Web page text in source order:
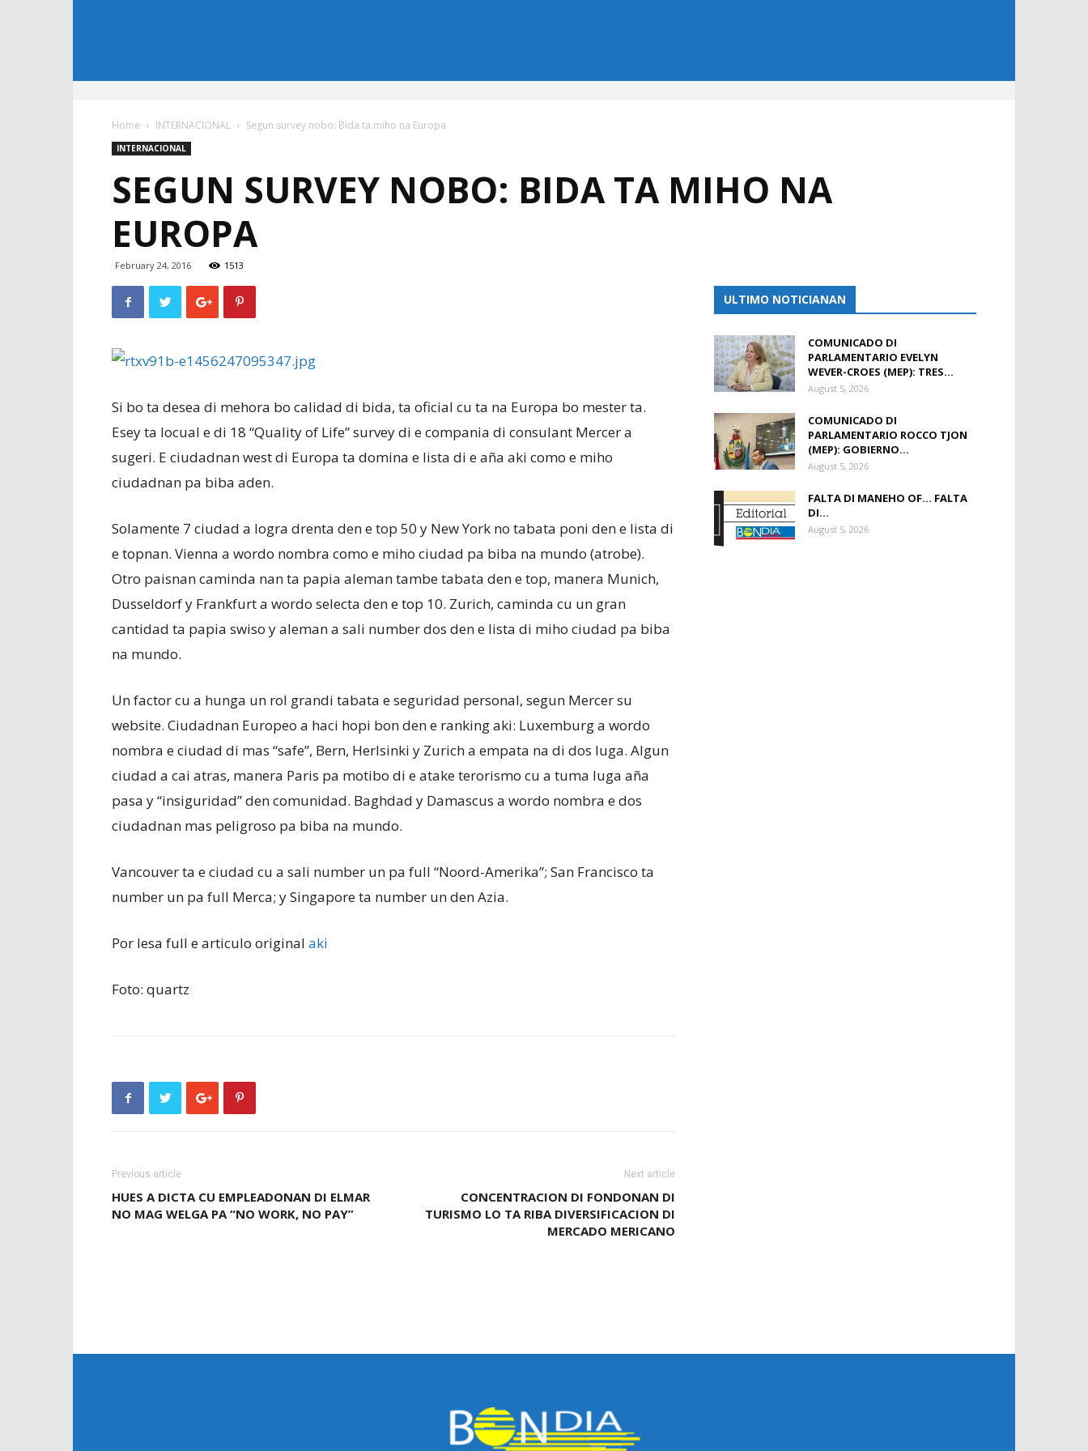
Home INTERNACIONAL Segun survey nobo: Bida ta miho na Europa
INTERNACIONAL
SEGUN SURVEY NOBO: BIDA TA MIHO NA
EUROPA
February 24, 2016 1513
Si bo ta desea di mehora bo calidad di bida, ta oficial cu ta na Europa bo mester ta.
Esey ta locual e di 18 “Quality of Life” survey di e compania di consulant Mercer a
sugeri. E ciudadnan west di Europa ta domina e lista di e aña aki como e miho
ciudadnan pa biba aden.
Solamente 7 ciudad a logra drenta den e top 50 y New York no tabata poni den e lista di
e topnan. Vienna a wordo nombra como e miho ciudad pa biba na mundo (atrobe).
Otro paisnan caminda nan ta papia aleman tambe tabata den e top, manera Munich,
Dusseldorf y Frankfurt a wordo selecta den e top 10. Zurich, caminda cu un gran
cantidad ta papia swiso y aleman a sali number dos den e lista di miho ciudad pa biba
na mundo.
Un factor cu a hunga un rol grandi tabata e seguridad personal, segun Mercer su
website. Ciudadnan Europeo a haci hopi bon den e ranking aki: Luxemburg a wordo
nombra e ciudad di mas “safe”, Bern, Herlsinki y Zurich a empata na di dos luga. Algun
ciudad a cai atras, manera Paris pa motibo di e atake terorismo cu a tuma luga aña
pasa y “insiguridad” den comunidad. Baghdad y Damascus a wordo nombra e dos
ciudadnan mas peligroso pa biba na mundo.
Vancouver ta e ciudad cu a sali number un pa full “Noord-Amerika”; San Francisco ta
number un pa full Merca; y Singapore ta number un den Azia.
Por lesa full e articulo original aki
Foto: quartz
Previous article
HUES A DICTA CU EMPLEADONAN DI ELMAR
NO MAG WELGA PA “NO WORK, NO PAY”
Next article
CONCENTRACION DI FONDONAN DI
TURISMO LO TA RIBA DIVERSIFICACION DI
MERCADO MERICANO
ULTIMO NOTICIANAN
COMUNICADO DI
PARLAMENTARIO EVELYN
WEVER-CROES (MEP): TRES...
August 5, 2026
COMUNICADO DI
PARLAMENTARIO ROCCO TJON
(MEP): GOBIERNO...
August 5, 2026
FALTA DI MANEHO OF… FALTA
DI...
August 5, 2026